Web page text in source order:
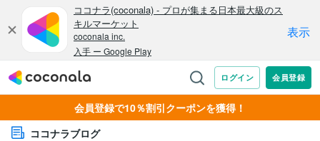
会員登録で10％割引クーポンを獲得！
ココナラブログ